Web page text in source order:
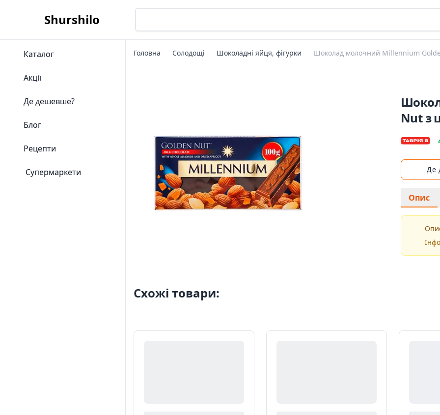
Shurshilo
Каталог
Акції
Де дешевше?
Блог
Рецепти
Супермаркети
Головна Солодощі Шоколадні яйця, фігурки Шоколад молочний Millennium
Nut з
Де
Опис
Схожі товари: